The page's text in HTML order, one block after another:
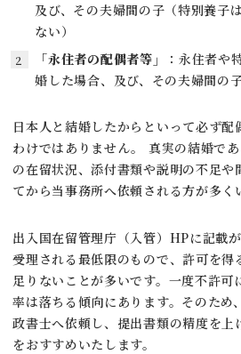
及び、その夫婦間の子（特別養子
ない）
「永住者の配偶者等」
：永住者や
婚した場合、及び、その夫婦間の
日本人と結婚したからといって必ず配
わけではありません。 真実の結婚で
の在留状況、添付書類や説明の不足や
てから当事務所へ依頼される方が多く
出入国在留管理庁（入管）HPに記載
受理される最低限のもので、許可を得
足りないことが多いです。一度不許可
率は落ちる傾向にあります。そのため
政書士へ依頼し、提出書類の精度を上
をおすすめいたします。